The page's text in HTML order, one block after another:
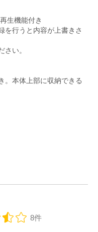
生機能付き
を行うと内容が上書きさ
さい。
。本体上部に収納できる
8件